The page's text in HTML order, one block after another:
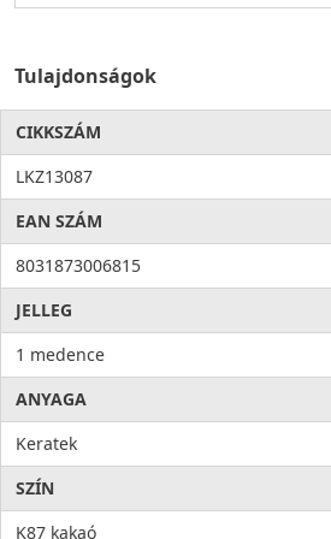
Tulajdonságok
CIKKSZÁM
LKZ13087
EAN SZÁM
8031873006815
JELLEG
1 medence
ANYAGA
Keratek
SZÍN
K87 kakaó